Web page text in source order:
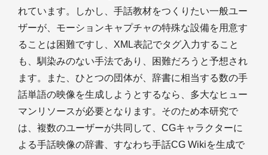
れています。しかし、手話教材をつくりたい一般ユー
ザーが、モーションキャプチャの特殊な設備を用意す
ることは困難ですし、XML表記でタグ入力すること
も、馴染みのない手法であり、困難だろうと予想され
ます。また、ひとつの団体が、辞書に相当する数の手
話単語の映像を生成しようとするなら、多大なヒュー
マンリソースが必要となります。そのため本研究で
は、複数のユーザーが共同して、CGキャラクターに
よる手話映像の辞書、すなわち手話CG Wikiを生成で